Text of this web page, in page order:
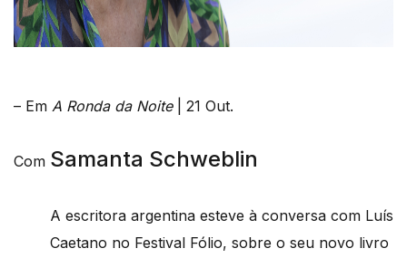
– Em A Ronda da Noite | 21 Out.
Com Samanta Schweblin
A escritora argentina esteve à conversa com Luís
Caetano no Festival Fólio, sobre o seu novo livro